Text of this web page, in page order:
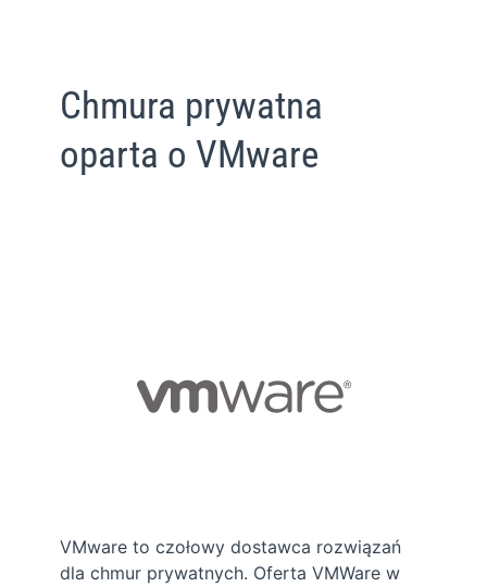
Chmura prywatna
oparta o VMware
VMware to czołowy dostawca rozwiązań
dla chmur prywatnych. Oferta VMWare w